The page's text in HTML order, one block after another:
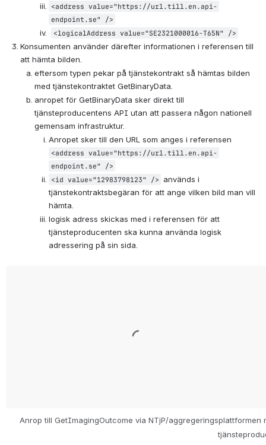
<address value="https://url.till.en.api-
endpoint.se" />
<logicalAddress value="SE2321000016-T65N" />
Konsumenten använder därefter informationen i referensen till
att hämta bilden.
eftersom typen pekar på tjänstekontrakt så hämtas bilden
med tjänstekontraktet GetBinaryData.
anropet för GetBinaryData sker direkt till
tjänsteproducentens API utan att passera någon nationell
gemensam infrastruktur.
<address value="https://url.till.en.api-
endpoint.se" />
<id value="12983798123" /> används i
tjänstekontraktsbegäran för att ange vilken bild man vill
hämta.
logisk adress skickas med i referensen för att
tjänsteproducenten ska kunna använda logisk
adressering på sin sida.
Anrop till GetImagingOutcome via NTjP/